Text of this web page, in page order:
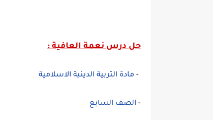
حل درس نعمة العافية:
- مادة التربية الدينية الاسلامية
- الصف السابع